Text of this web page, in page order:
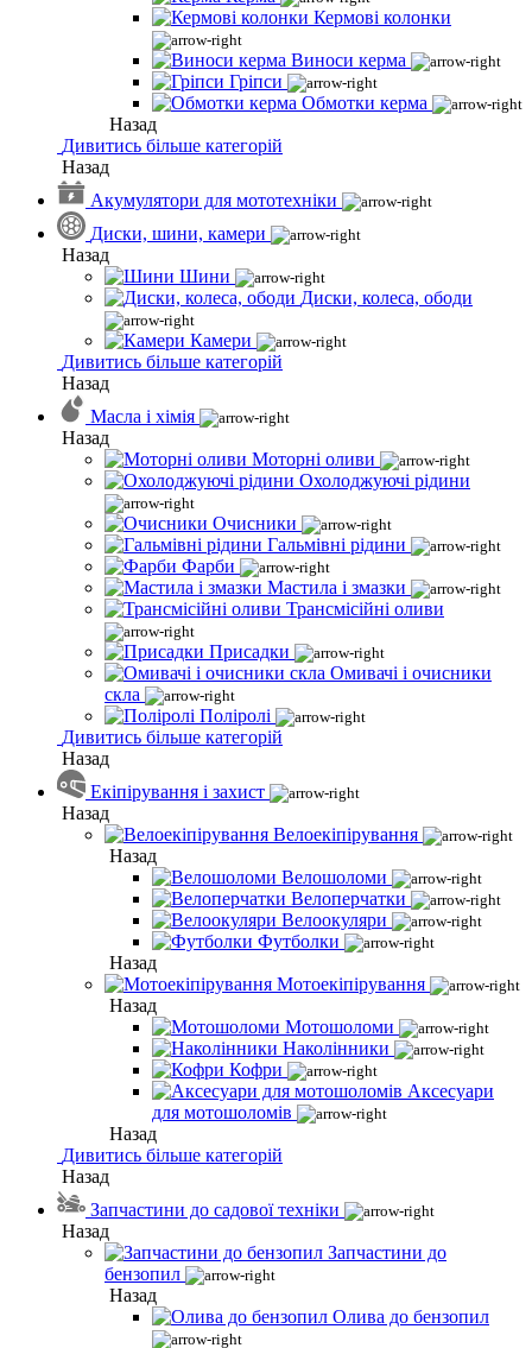
Кермові колонки
Виноси керма
Гріпси
Обмотки керма
Назад
Дивитись більше категорій
Назад
Акумулятори для мототехніки
Диски, шини, камери
Назад
Шини
Диски, колеса, ободи
Камери
Дивитись більше категорій
Назад
Масла і хімія
Назад
Моторні оливи
Охолоджуючі рідини
Очисники
Гальмівні рідини
Фарби
Мастила і змазки
Трансмісійні оливи
Присадки
Омивачі і очисники
скла
Поліролі
Дивитись більше категорій
Назад
Екіпірування і захист
Назад
Велоекіпірування
Назад
Велошоломи
Велоперчатки
Велоокуляри
Футболки
Назад
Мотоекіпірування
Назад
Мотошоломи
Наколінники
Кофри
Аксесуари
для мотошоломів
Назад
Дивитись більше категорій
Назад
Запчастини до садової техніки
Назад
Запчастини до
бензопил
Назад
Олива до бензопил